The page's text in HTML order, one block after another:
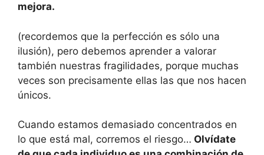
mejora.
(recordemos que la perfección es sólo una
ilusión), pero debemos aprender a valorar
también nuestras fragilidades, porque muchas
veces son precisamente ellas las que nos hacen
únicos.
Cuando estamos demasiado concentrados en
lo que está mal, corremos el riesgo… Olvídate